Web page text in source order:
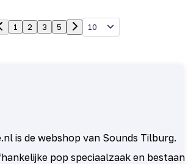
1 2 3 5 10
is de webshop van Sounds Tilburg.
pop speciaalzaak en bestaan